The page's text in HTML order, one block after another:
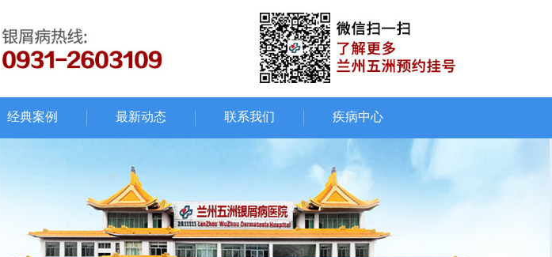
经典案例 最新动态 联系我们 疾病中心